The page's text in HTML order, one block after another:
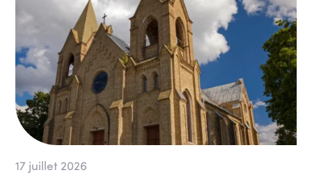
17 juillet 2026